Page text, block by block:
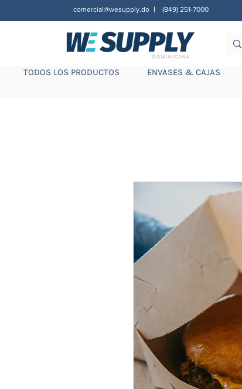
comercial@wesupply.do | (849) 251-7000
TODOS LOS PRODUCTOS ENVASES & CAJAS